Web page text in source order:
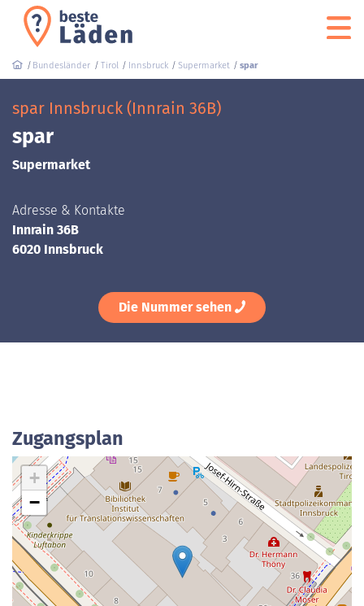
Bundesländer Tirol Innsbruck Supermarket spar
spar Innsbruck (Innrain 36B)
spar
Supermarket
Adresse & Kontakte
Innrain 36B
6020 Innsbruck
Die Nummer sehen
Zugangsplan
+
−